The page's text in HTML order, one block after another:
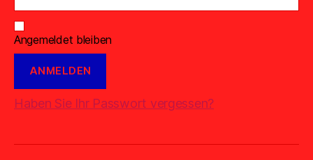
Angemeldet bleiben
Haben Sie Ihr Passwort vergessen?